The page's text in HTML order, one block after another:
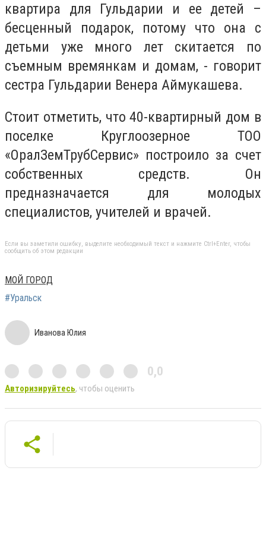
квартира для Гульдарии и ее детей –
бесценный подарок, потому что она с
детьми уже много лет скитается по
съемным времянкам и домам, - говорит
сестра Гульдарии Венера Аймукашева.
Стоит отметить, что 40-квартирный дом в
поселке Круглоозерное ТОО
«ОралЗемТрубСервис» построило за счет
собственных средств. Он
предназначается для молодых
специалистов, учителей и врачей.
Если вы заметили ошибку, выделите необходимый текст и нажмите Ctrl+Enter, чтобы
сообщить об этом редакции
МОЙ ГОРОД
#Уральск
Иванова Юлия
0,0
Авторизируйтесь, чтобы оценить